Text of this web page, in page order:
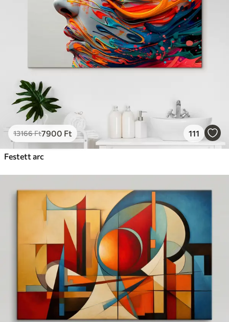
13166Ft7900 Ft 111
Festett arc